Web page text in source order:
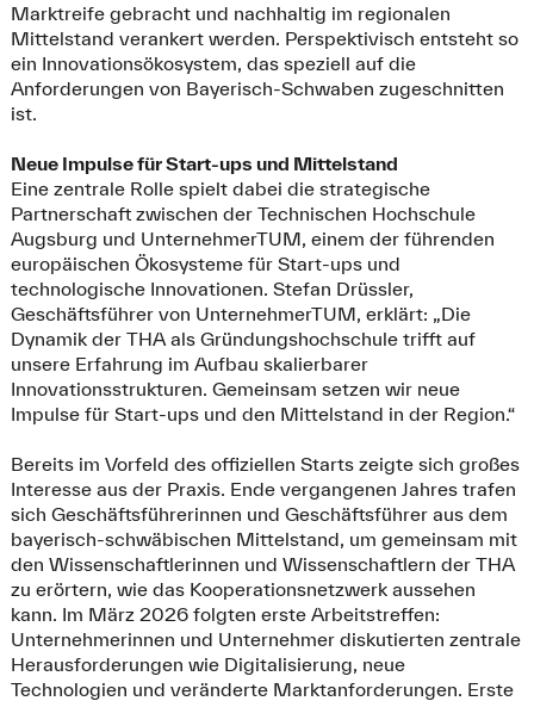
Marktreife gebracht und nachhaltig im regionalen
Mittelstand verankert werden. Perspektivisch entsteht so
ein Innovationsökosystem, das speziell auf die
Anforderungen von Bayerisch-Schwaben zugeschnitten
ist.
Neue Impulse für Start-ups und Mittelstand
Eine zentrale Rolle spielt dabei die strategische
Partnerschaft zwischen der Technischen Hochschule
Augsburg und UnternehmerTUM, einem der führenden
europäischen Ökosysteme für Start-ups und
technologische Innovationen. Stefan Drüssler,
Geschäftsführer von UnternehmerTUM, erklärt: „Die
Dynamik der THA als Gründungshochschule trifft auf
unsere Erfahrung im Aufbau skalierbarer
Innovationsstrukturen. Gemeinsam setzen wir neue
Impulse für Start-ups und den Mittelstand in der Region.“
Bereits im Vorfeld des offiziellen Starts zeigte sich großes
Interesse aus der Praxis. Ende vergangenen Jahres trafen
sich Geschäftsführerinnen und Geschäftsführer aus dem
bayerisch-schwäbischen Mittelstand, um gemeinsam mit
den Wissenschaftlerinnen und Wissenschaftlern der THA
zu erörtern, wie das Kooperationsnetzwerk aussehen
kann. Im März 2026 folgten erste Arbeitstreffen:
Unternehmerinnen und Unternehmer diskutierten zentrale
Herausforderungen wie Digitalisierung, neue
Technologien und veränderte Marktanforderungen. Erste